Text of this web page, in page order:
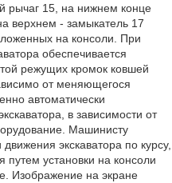
рычаг 15, на нижнем конце
верхнем - замыкатель 17
на консоли. При
обеспечивается
режущих кромок ковшей
от меняющегося
автоматически
в зависимости от
Машинисту
экскаватора по курсу,
путем установки на консоли
Изображение на экране